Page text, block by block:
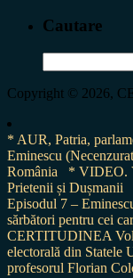
Cautare
for:
Copyright © 2026,
* AUR, Patria,
Eminescu
România
* VIDEO.
Prietenii și Dușmanii
Episodul 7 –
sărbători pentru cei
CERTITUDINEA
electorală din Statele
profesorul Florian